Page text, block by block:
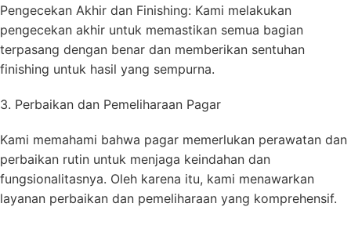
Pengecekan Akhir dan Finishing: Kami melakukan
pengecekan akhir untuk memastikan semua bagian
terpasang dengan benar dan memberikan sentuhan
finishing untuk hasil yang sempurna.
3. Perbaikan dan Pemeliharaan Pagar
Kami memahami bahwa pagar memerlukan perawatan dan
perbaikan rutin untuk menjaga keindahan dan
fungsionalitasnya. Oleh karena itu, kami menawarkan
layanan perbaikan dan pemeliharaan yang komprehensif.